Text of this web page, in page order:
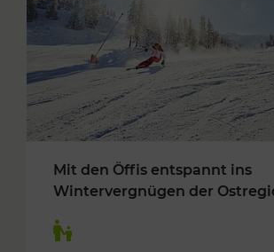
Mit den Öffis entspannt ins
Wintervergnügen der